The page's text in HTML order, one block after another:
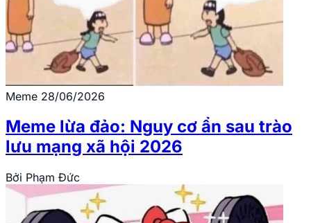
Meme 28/06/2026
Meme lừa đảo: Nguy cơ ẩn sau trào
lưu mạng xã hội 2026
Bởi Phạm Đức